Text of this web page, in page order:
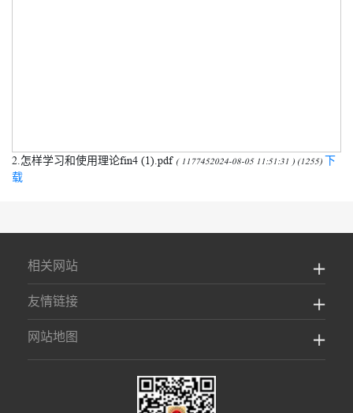
2.怎样学习和使用理论fin4 (1).pdf ( 1177452024-08-05 11:51:31 ) (1255) 下
载
相关网站
友情链接
网站地图